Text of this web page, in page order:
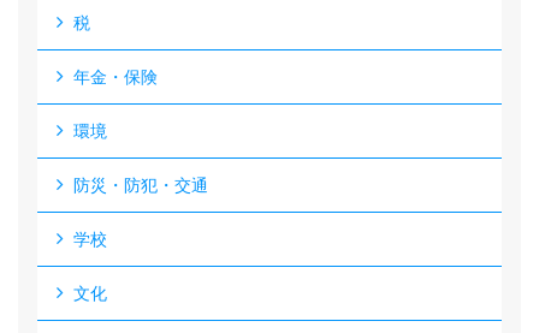
税
年金・保険
環境
防災・防犯・交通
学校
文化